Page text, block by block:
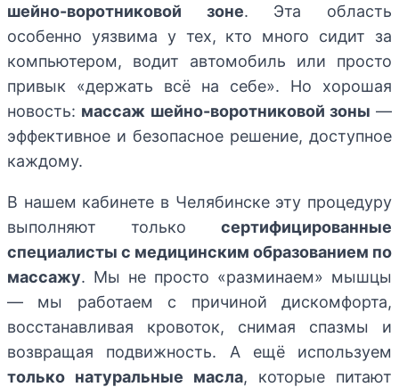
шейно-воротниковой зоне. Эта область
особенно уязвима у тех, кто много сидит за
компьютером, водит автомобиль или просто
привык «держать всё на себе». Но хорошая
новость: массаж шейно-воротниковой зоны —
эффективное и безопасное решение, доступное
каждому.
В нашем кабинете в Челябинске эту процедуру
выполняют только сертифицированные
специалисты с медицинским образованием по
массажу. Мы не просто «разминаем» мышцы
— мы работаем с причиной дискомфорта,
восстанавливая кровоток, снимая спазмы и
возвращая подвижность. А ещё используем
только натуральные масла, которые питают